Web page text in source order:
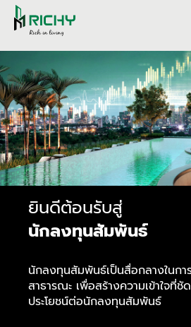
ยินดีต้อนรับสู่
นักลงทุนสัมพันธ์
นักลงทุนสัมพันธ์เป็นสื่อกลางในกา
สาธารณะ เพื่อสร้างความเข้าใจที่ชั
ประโยชน์ต่อนักลงทุนสัมพันธ์